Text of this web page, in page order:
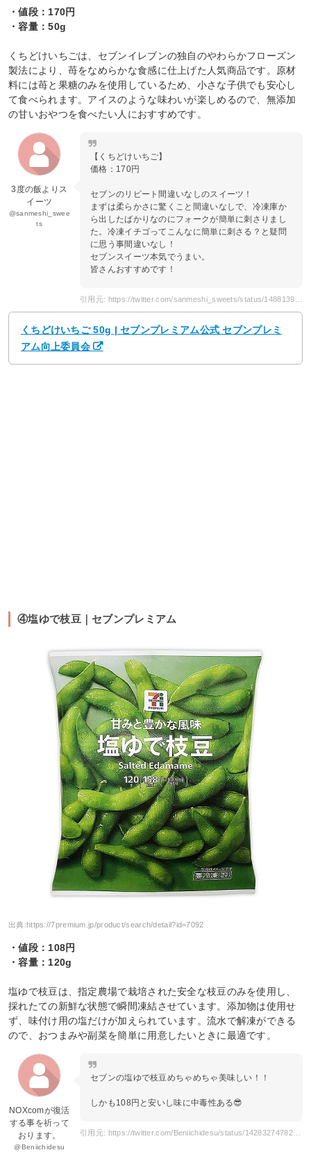
・値段：170円
・容量：50g
くちどけいちごは、セブンイレブンの独自のやわらかフローズン
製法により、苺をなめらかな食感に仕上げた人気商品です。原材
料には苺と果糖のみを使用しているため、小さな子供でも安心し
て食べられます。アイスのような味わいが楽しめるので、無添加
の甘いおやつを食べたい人におすすめです。
3度の飯よりス
イーツ
@sanmeshi_swee
ts
【くちどけいちご】
価格：170円
セブンのリピート間違いなしのスイーツ！
まずは柔らかさに驚くこと間違いなしで、冷凍庫か
ら出したばかりなのにフォークが簡単に刺さりまし
た。冷凍イチゴってこんなに簡単に刺さる？と疑問
に思う事間違いなし！
セブンスイーツ本気でうまい。
皆さんおすすめです！
引用元: https://twitter.com/sanmeshi_sweets/status/1488139005552394243
くちどけいちご 50g | セブンプレミアム公式 セブンプレミ
アム向上委員会
④塩ゆで枝豆｜セブンプレミアム
出典:https://7premium.jp/product/search/detail?id=7092
・値段：108円
・容量：120g
塩ゆで枝豆は、指定農場で栽培された安全な枝豆のみを使用し、
採れたての新鮮な状態で瞬間凍結させています。添加物は使用せ
ず、味付け用の塩だけが加えられています。流水で解凍ができる
ので、おつまみや副菜を簡単に用意したいときに最適です。
NOXcomが復活
する事を祈って
おります。
@Beniichidesu
セブンの塩ゆで枝豆めちゃめちゃ美味しい！！
しかも108円と安いし味に中毒性ある😎
引用元: https://twitter.com/Beniichidesu/status/1428327478255243266